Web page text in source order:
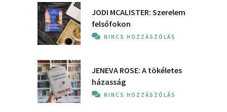
JODI MCALISTER: Szerelem
felsőfokon
NINCS HOZZÁSZÓLÁS
JENEVA ROSE: A ​tökéletes
házasság
NINCS HOZZÁSZÓLÁS